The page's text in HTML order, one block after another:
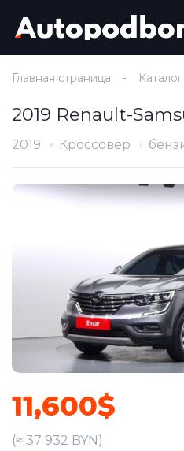
Главная страница Каталог
2019 Renault-
2019 Кроссовер
11,600$
(≈ 37 932 BYN)